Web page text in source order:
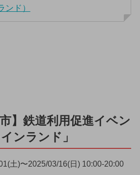
ンド）
市】鉄道利用促進イベン
ンランド」
土)〜2025/03/16(日) 10:00-20:00